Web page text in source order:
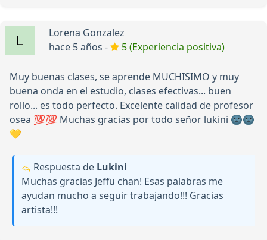
Lorena Gonzalez
hace 5 años -
5 (Experiencia positiva)
Muy buenas clases, se aprende MUCHISIMO y muy
buena onda en el estudio, clases efectivas... buen
rollo... es todo perfecto. Excelente calidad de profesor
osea 💯💯 Muchas gracias por todo señor lukini 🌚🌚
💛
Respuesta de Lukini
Muchas gracias Jeffu chan! Esas palabras me
ayudan mucho a seguir trabajando!!! Gracias
artista!!!